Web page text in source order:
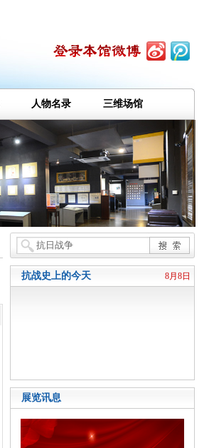
人物名录 三维场馆
抗战史上的今天 8月8日
展览讯息